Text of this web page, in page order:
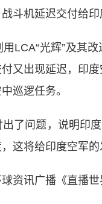
机延迟交付给印
光辉”及其改
又出现延迟，印
巡逻任务。
问题，说明印度
这将给印度空军
资讯广播《直播